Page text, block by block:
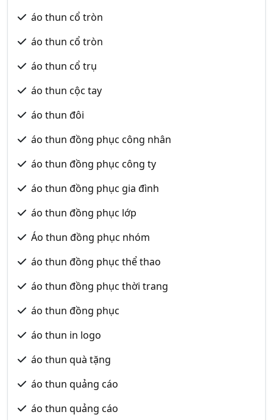
áo thun cổ tròn
áo thun cổ tròn
áo thun cổ trụ
áo thun cộc tay
áo thun đôi
áo thun đồng phục công nhân
áo thun đồng phục công ty
áo thun đồng phục gia đình
áo thun đồng phục lớp
Áo thun đồng phục nhóm
áo thun đồng phục thể thao
áo thun đồng phục thời trang
áo thun đồng phục
áo thun in logo
áo thun quà tặng
áo thun quảng cáo
áo thun quảng cáo